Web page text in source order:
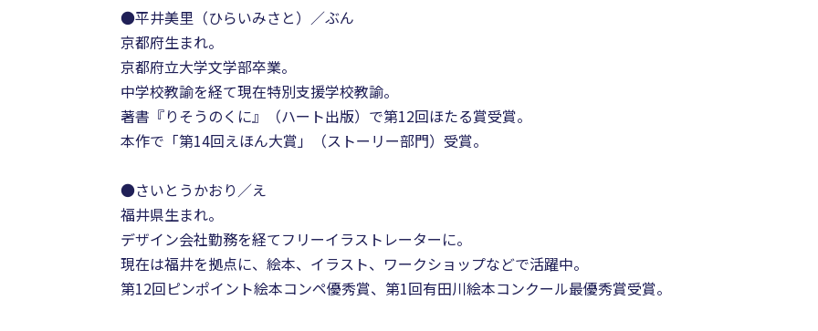
●平井美里（ひらいみさと）／ぶん
京都府生まれ。
京都府立大学文学部卒業。
中学校教諭を経て現在特別支援学校教諭。
著書『りそうのくに』（ハート出版）で第12回ほたる賞受賞。
本作で「第14回えほん大賞」（ストーリー部門）受賞。
●さいとうかおり／え
福井県生まれ。
デザイン会社勤務を経てフリーイラストレーターに。
現在は福井を拠点に、絵本、イラスト、ワークショップなどで活躍中。
第12回ピンポイント絵本コンペ優秀賞、第1回有田川絵本コンクール最優秀賞受賞。